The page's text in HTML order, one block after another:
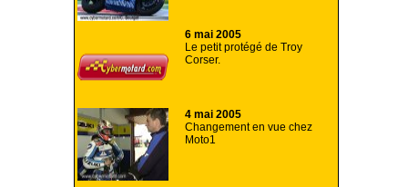
6 mai 2005
Le petit protégé de Troy
Corser.
4 mai 2005
Changement en vue chez
Moto1